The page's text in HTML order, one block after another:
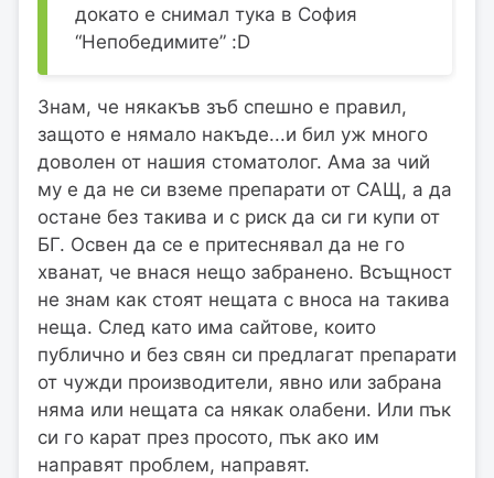
докато е снимал тука в София
“Непобедимите” :D
Знам, че някакъв зъб спешно е правил,
защото е нямало накъде...и бил уж много
доволен от нашия стоматолог. Ама за чий
му е да не си вземе препарати от САЩ, а да
остане без такива и с риск да си ги купи от
БГ. Освен да се е притеснявал да не го
хванат, че внася нещо забранено. Всъщност
не знам как стоят нещата с вноса на такива
неща. След като има сайтове, които
публично и без свян си предлагат препарати
от чужди производители, явно или забрана
няма или нещата са някак олабени. Или пък
си го карат през просото, пък ако им
направят проблем, направят.